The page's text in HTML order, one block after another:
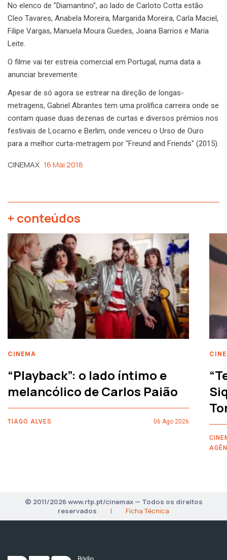
No elenco de "Diamantino", ao lado de Carloto Cotta estão
Cleo Tavares, Anabela Moreira, Margarida Moreira, Carla Maciel,
Filipe Vargas, Manuela Moura Guedes, Joana Barrios e Maria
Leite.
O filme vai ter estreia comercial em Portugal, numa data a
anunciar brevemente.
Apesar de só agora se estrear na direção de longas-
metragens, Gabriel Abrantes tem uma prolífica carreira onde se
contam quase duas dezenas de curtas e diversos prémios nos
festivais de Locarno e Berlim, onde venceu o Urso de Ouro
para a melhor curta-metragem por "Freund and Friends" (2015).
CINEMAX 16 Mai 2018
+ conteúdos
CINEMA
“Playback”: o lado íntimo e
melancólico de Carlos Paião
TIAGO ALVES 06 Ago 2026
© 2011/2026 www.rtp.pt/cinemax — Todos os direitos
reservados
| Ficha Técnica